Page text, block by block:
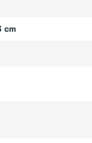
cm